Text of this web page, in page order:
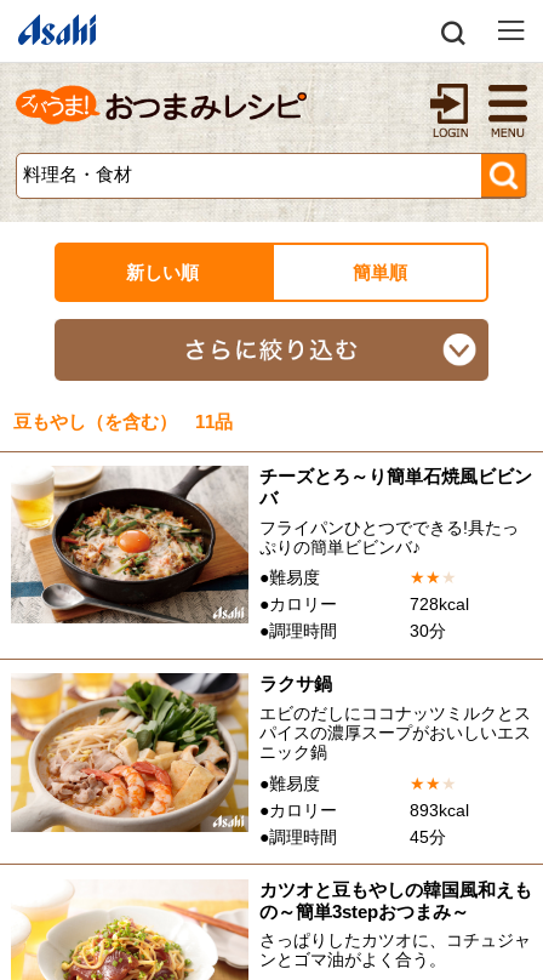
新しい順 簡単順
豆もやし（を含む） 11品
チーズとろ～り簡単石焼風ビビン
バ
フライパンひとつでできる!具たっ
ぷりの簡単ビビンバ♪
●難易度
★★★
●カロリー
728kcal
●調理時間
30分
ラクサ鍋
エビのだしにココナッツミルクとス
パイスの濃厚スープがおいしいエス
ニック鍋
●難易度
★★★
●カロリー
893kcal
●調理時間
45分
カツオと豆もやしの韓国風和えも
の～簡単3stepおつまみ～
さっぱりしたカツオに、コチュジャ
ンとゴマ油がよく合う。